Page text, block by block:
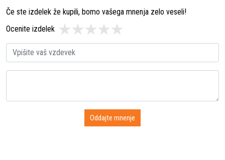
Če ste izdelek že kupili, bomo vašega mnenja zelo veseli!
Ocenite izdelek